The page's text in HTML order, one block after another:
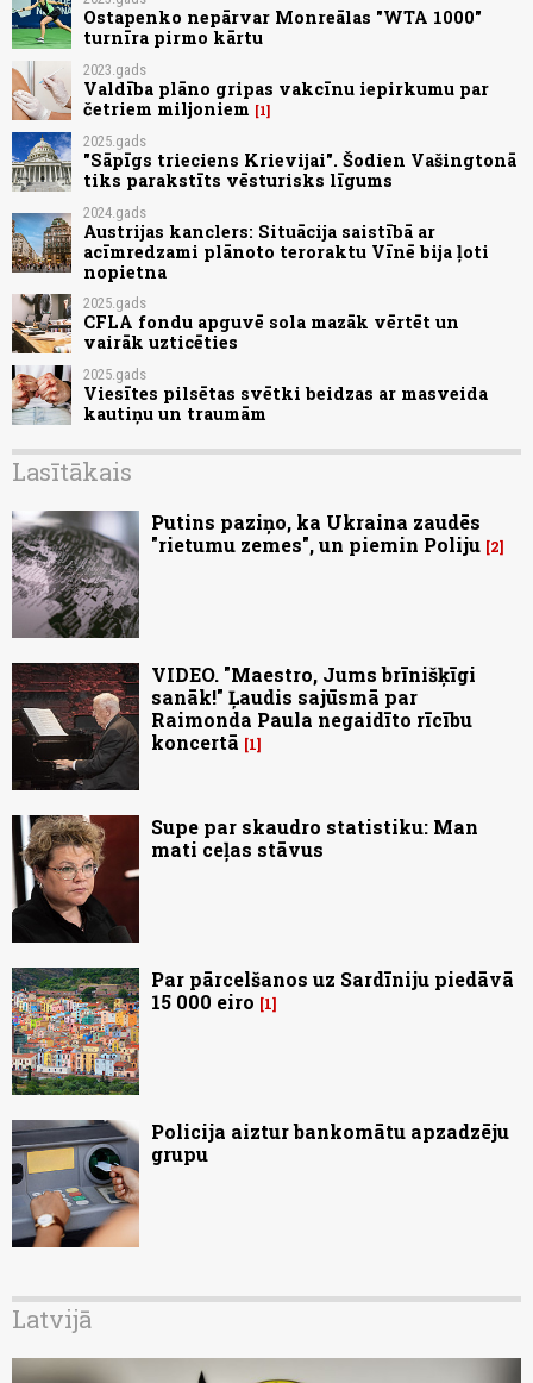
Ostapenko nepārvar Monreālas "WTA 1000"
turnīra pirmo kārtu
2023.gads
Valdība plāno gripas vakcīnu iepirkumu par
četriem miljoniem
1
2025.gads
"Sāpīgs trieciens Krievijai". Šodien Vašingtonā
tiks parakstīts vēsturisks līgums
2024.gads
Austrijas kanclers: Situācija saistībā ar
acīmredzami plānoto teroraktu Vīnē bija ļoti
nopietna
2025.gads
CFLA fondu apguvē sola mazāk vērtēt un
vairāk uzticēties
2025.gads
Viesītes pilsētas svētki beidzas ar masveida
kautiņu un traumām
Lasītākais
Putins paziņo, ka Ukraina zaudēs
"rietumu zemes", un piemin Poliju 2
VIDEO. "Maestro, Jums brīnišķīgi
sanāk!" Ļaudis sajūsmā par
Raimonda Paula negaidīto rīcību
koncertā
1
Supe par skaudro statistiku: Man
mati ceļas stāvus
Par pārcelšanos uz Sardīniju piedāvā
15 000 eiro
1
Policija aiztur bankomātu apzadzēju
grupu
Latvijā